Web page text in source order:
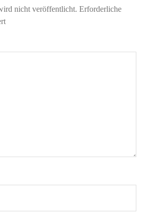
nicht veröffentlicht. Erforderliche